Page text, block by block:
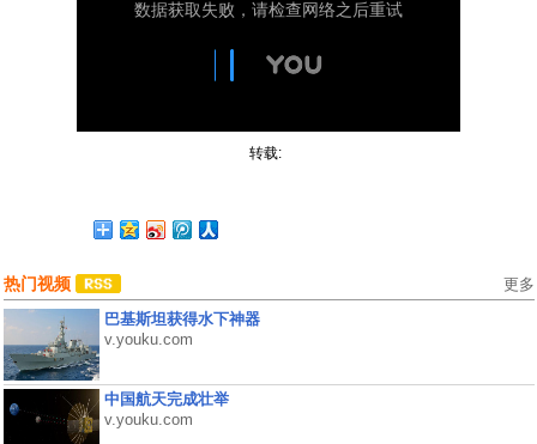
转载:
热门视频 更多
巴基斯坦获得水下神器
v.youku.com
中国航天完成壮举
v.youku.com